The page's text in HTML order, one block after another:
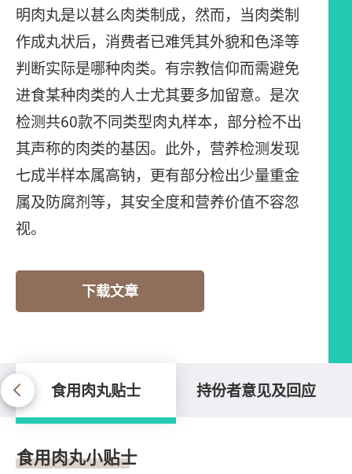
明肉丸是以甚么肉类制成，然而，当肉类制
作成丸状后，消费者已难凭其外貌和色泽等
判断实际是哪种肉类。有宗教信仰而需避免
进食某种肉类的人士尤其要多加留意。是次
检测共60款不同类型肉丸样本，部分检不出
其声称的肉类的基因。此外，营养检测发现
七成半样本属高钠，更有部分检出少量重金
属及防腐剂等，其安全度和营养价值不容忽
视。
下载文章
食用肉丸贴士 持份者意见及回应
食用肉丸贴士
食用肉丸小贴士